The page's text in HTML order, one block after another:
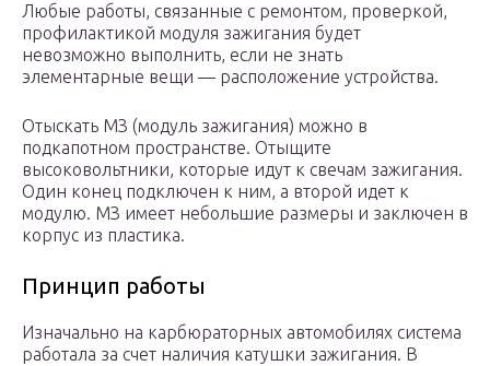
Любые работы, связанные с ремонтом, проверкой,
профилактикой модуля зажигания будет
невозможно выполнить, если не знать
элементарные вещи — расположение устройства.
Отыскать МЗ (модуль зажигания) можно в
подкапотном пространстве. Отыщите
высоковольтники, которые идут к свечам зажигания.
Один конец подключен к ним, а второй идет к
модулю. МЗ имеет небольшие размеры и заключен в
корпус из пластика.
Принцип работы
Изначально на карбюраторных автомобилях система
работала за счет наличия катушки зажигания. В